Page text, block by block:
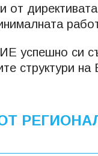
от
успешно си
структури